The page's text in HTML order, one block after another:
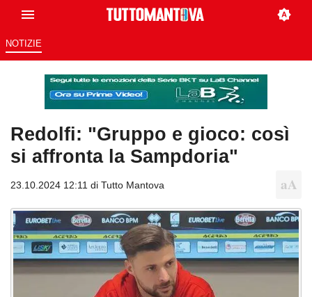
NOTIZIE
Redolfi: "Gruppo e gioco: così
si affronta la Sampdoria"
23.10.2024 12:11 di Tutto Mantova